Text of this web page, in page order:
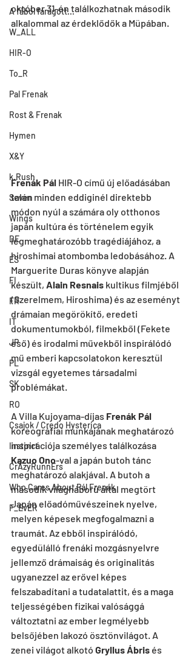
A fából faragott...
W_ALL
HIR-O
To_R
Pal Frenak
Rost & Frenak
Hymen
X&Y
k.Rush
Seven
Wings
DE
ES
FI
FR
IT
JP
PL
SK
RO
Csajok / Credo Hysterica
Instinct
CrAzyRunnErs
Who Cares About Pál Frenák
F_EvER
október 31-én találkozhatnak második
alkalommal az érdeklődők a Müpában.
Frenák Pál HIR-O című új előadásában
talán minden eddiginél direktebb
módon nyúl a számára oly otthonos
japán kultúra és történelem egyik
legmeghatározóbb tragédiájához, a
hiroshimai atombomba ledobásához. A
Marguerite Duras könyve alapján
készült, Alain Resnais kultikus filmjéből
(Szerelmem, Hiroshima) és az eseményt
drámaian megörökítő, eredeti
dokumentumokból, filmekből (Fekete
eső) és irodalmi művekből inspirálódó
mű emberi kapcsolatokon keresztül
vizsgál egyetemes társadalmi
problémákat.
A Villa Kujoyama-díjas Frenák Pál
koreográfiai munkájának meghatározó
inspirációja személyes találkozása
Kazuo Ono-val a japán butoh tánc
meghatározó alakjával. A butoh a
második világháború által megtört
Japán előadóművészeinek nyelve,
melyen képesek megfogalmazni a
traumát. Az ebből inspirálódó,
egyedülálló frenáki mozgásnyelvre
jellemző drámaiság és originalitás
ugyanezzel az erővel képes
felszabadítani a tudatalattit, és a maga
teljességében fizikai valósággá
változtatni az ember legmélyebb
belsőjében lakozó ösztönvilágot. A
zenei világot alkotó Gryllus Ábris és